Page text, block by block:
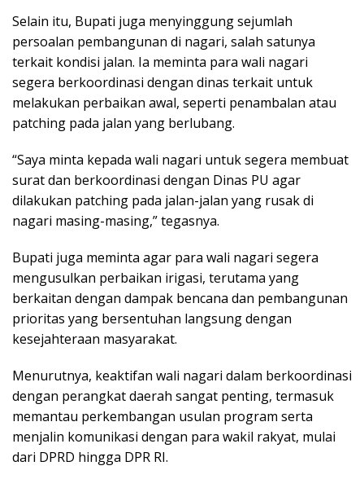
Selain itu, Bupati juga menyinggung sejumlah
persoalan pembangunan di nagari, salah satunya
terkait kondisi jalan. Ia meminta para wali nagari
segera berkoordinasi dengan dinas terkait untuk
melakukan perbaikan awal, seperti penambalan atau
patching pada jalan yang berlubang.
“Saya minta kepada wali nagari untuk segera membuat
surat dan berkoordinasi dengan Dinas PU agar
dilakukan patching pada jalan-jalan yang rusak di
nagari masing-masing,” tegasnya.
Bupati juga meminta agar para wali nagari segera
mengusulkan perbaikan irigasi, terutama yang
berkaitan dengan dampak bencana dan pembangunan
prioritas yang bersentuhan langsung dengan
kesejahteraan masyarakat.
Menurutnya, keaktifan wali nagari dalam berkoordinasi
dengan perangkat daerah sangat penting, termasuk
memantau perkembangan usulan program serta
menjalin komunikasi dengan para wakil rakyat, mulai
dari DPRD hingga DPR RI.